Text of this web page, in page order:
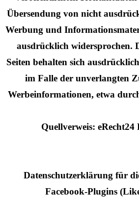
Übersendung von nicht
Werbung und
ausdrücklich widersprochen.
Seiten behalten sich
im Falle der unverlangten
Werbeinformationen, etwa
Quellverweis: eRecht24
Datenschutzerklärung für
Facebook-Plugins